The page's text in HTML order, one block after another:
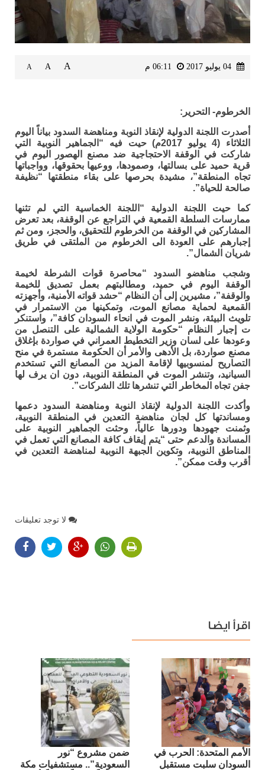
A
A
A
الخرطوم- التحرير:
أصدرت اللجنة الدولية لإنقاذ النوبة ومناهضة السدود بياناً اليوم
الثلاثاء (4 يوليو 2017م) حيت فيه “الجماهير النوبية التي
شاركت في الوقفة الاحتجاجية ضد مصنع الهصور اليوم في
قرية حميد على بسالتها، وصمودها، ووعيها بحقوقها، وواجباتها
تجاه المنطقة”، مشيدة بحرصها على بقاء منطقتها “نظيفة
صالحة للحياة”.
كما حيت اللجنة الدولية “اللجنة الخماسية التي لم تثنها
ممارسات السلطة القمعية في التراجع عن الوقفة، بعد تعرض
المشاركين في الوقفة من الخرطوم للتحقيق، والحجز، ومن ثم
إجبارهم على العودة الى الخرطوم من الملتقى في طريق
شريان الشمال”.
وشجب مناهضو السدود “محاصرة قوات الشرطة لخيمة
الوقفة اليوم في حميد، ومطالبتهم بعمل تصديق للخيمة
والوقفة”، مشيرين إلى أن النظام “حشد قواته الأمنية، وأجهزته
القمعية لحماية مصانع الموت، وتمكينها من الاستمرار في
تلويث البيئة، ونشر الموت في انحاء السودان كافة”، واستنكر
ت إجبار النظام “حكومة الولاية الشمالية على التنصل من
وعودها على لسان وزير التخطيط العمراني في صواردة بإغلاق
مصنع صواردة، بل الأدهى والأمر أن الحكومة مستمرة في منح
التصاريح لمنسوبيها لإقامة المزيد من المصانع التي تستخدم
السيانيد، وتنشر الموت في المنطقة النوبية، دون ان يرف لها
جفن تجاه المخاطر التي تنشرها تلك الشركات”.
وأكدت اللجنة الدولية لإنقاذ النوبة ومناهضة السدود دعمها
ومساندتها كل لجان مناهضة التعدين في المنطقة النوبية،
وثمنت جهودها ودورها عالياً، وحثت الجماهير النوبية على
المساندة والدعم حتى “يتم إيقاف كافة المصانع التي تعمل في
المناطق النوبية، وتكوين الجبهة النوبية لمناهضة التعدين في
أقرب وقت ممكن”.
لا توجد تعليقات
اقرأ ايضا
الأمم المتحدة: الحرب في
السودان سلبت مستقبل
ضمن مشروع “نور
السعودية”.. مستشفيات مكة